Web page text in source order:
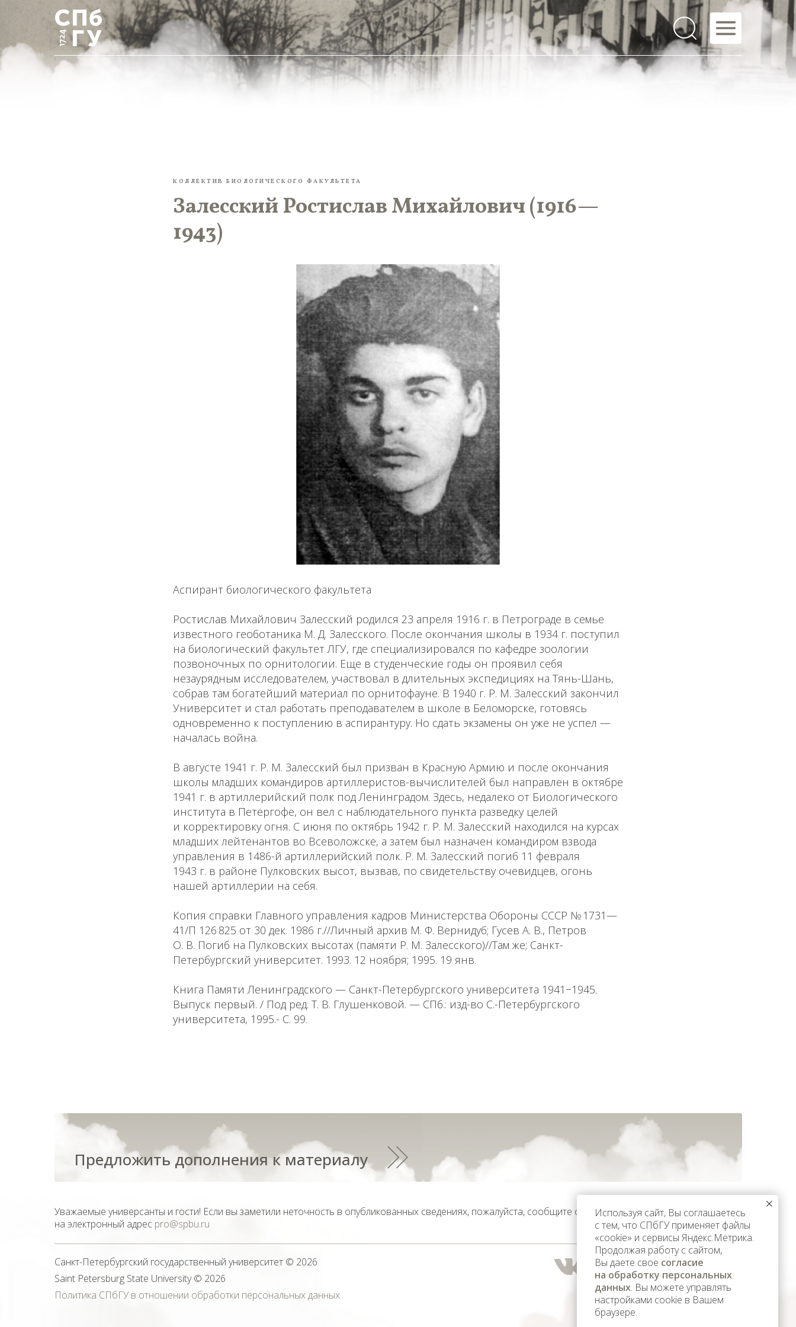
КОЛЛЕКТИВ БИОЛОГИЧЕСКОГО ФАКУЛЬТЕТА
Залесский Ростислав Михайлович (1916—
1943)
Аспирант биологического факультета
Ростислав Михайлович Залесский родился 23 апреля 1916 г. в Петрограде в семье
известного геоботаника М. Д. Залесского. После окончания школы в 1934 г. поступил
на биологический факультет ЛГУ, где специализировался по кафедре зоологии
позвоночных по орнитологии. Еще в студенческие годы он проявил себя
незаурядным исследователем, участвовал в длительных экспедициях на Тянь-Шань,
собрав там богатейший материал по орнитофауне. В 1940 г. Р. М. Залесский закончил
Университет и стал работать преподавателем в школе в Беломорске, готовясь
одновременно к поступлению в аспирантуру. Но сдать экзамены он уже не успел —
началась война.
В августе 1941 г. Р. М. Залесский был призван в Красную Армию и после окончания
школы младших командиров артиллеристов-вычислителей был направлен в октябре
1941 г. в артиллерийский полк под Ленинградом. Здесь, недалеко от Биологического
института в Петергофе, он вел с наблюдательного пункта разведку целей
и корректировку огня. С июня по октябрь 1942 г. Р. М. Залесский находился на курсах
младших лейтенантов во Всеволожске, а затем был назначен командиром взвода
управления в 1486-й артиллерийский полк. Р. М. Залесский погиб 11 февраля
1943 г. в районе Пулковских высот, вызвав, по свидетельству очевидцев, огонь
нашей артиллерии на себя.
Копия справки Главного управления кадров Министерства Обороны СССР № 1731—
41/П 126 825 от 30 дек. 1986 г.//Личный архив М. Ф. Вернидуб; Гусев А. В., Петров
О. В. Погиб на Пулковских высотах (памяти Р. М. Залесского)//Там же; Санкт-
Петербургский университет. 1993. 12 ноября; 1995. 19 янв.
Книга Памяти Ленинградского — Санкт-Петербургского университета 1941−1945.
Выпуск первый. / Под ред. Т. В. Глушенковой. — СПб.: изд-во С.-Петербургского
университета, 1995.- С. 99.
Предложить дополнения к материалу
Политика СПбГУ в отношении обработки персональных данных
Saint Petersburg State University© 2026
Уважаемые универсанты и гости! Если вы заметили неточность в опубликованных сведениях, пожалуйста, сообщите об этом
на электронный адрес pro@spbu.ru
Санкт-Петербургский государственный университет © 2026
Используя сайт, Вы соглашаетесь
с тем, что СПбГУ применяет файлы
«cookie» и сервисы Яндекс.Метрика.
Продолжая работу с сайтом,
Вы даете свое согласие
на обработку персональных
данных. Вы можете управлять
настройками cookie в Вашем
браузере.